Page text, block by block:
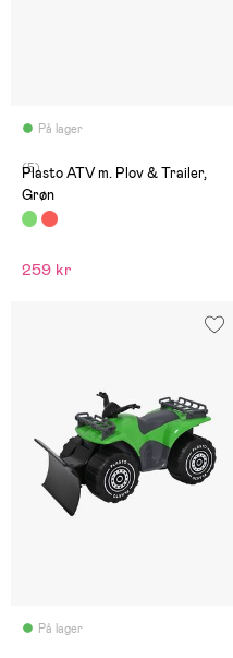
På lager
(5)
Plasto ATV m. Plov & Trailer,
Grøn
259 kr
På lager